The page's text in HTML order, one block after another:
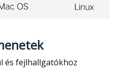
és fejlhallgatókhoz